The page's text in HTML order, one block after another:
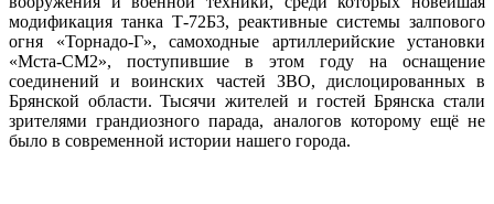
модификация танка Т-72Б3, реактивные системы залпового
огня «Торнадо-Г», самоходные артиллерийские установки
«Мста-СМ2», поступившие в этом году на оснащение
соединений и воинских частей ЗВО, дислоцированных в
Брянской области. Тысячи жителей и гостей Брянска стали
зрителями грандиозного парада, аналогов которому ещё не
было в современной истории нашего города.